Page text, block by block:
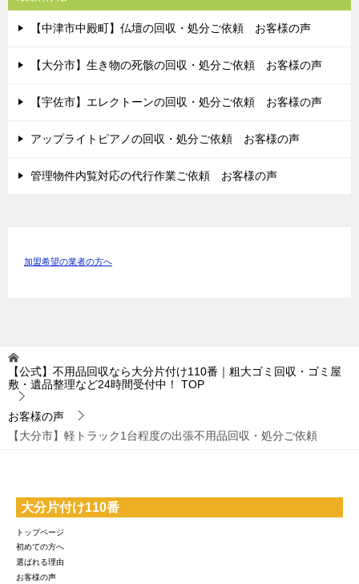
【中津市中殿町】仏壇の回収・処分ご依頼 お客様の声
【大分市】生き物の死骸の回収・処分ご依頼 お客様の声
【宇佐市】エレクトーンの回収・処分ご依頼 お客様の声
アップライトピアノの回収・処分ご依頼 お客様の声
管理物件内覧対応の代行作業ご依頼 お客様の声
加盟希望の業者の方へ
【公式】不用品回収なら大分片付け110番｜粗大ゴミ回収・ゴミ屋
敷・遺品整理など24時間受付中！
TOP
お客様の声
【大分市】軽トラック1台程度の出張不用品回収・処分ご依頼
大分片付け110番
トップページ
初めての方へ
選ばれる理由
お客様の声